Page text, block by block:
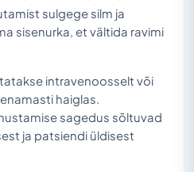
sulgege silm ja
sisenurka, et vältida ravimi
intravenoosselt või
haiglas.
sagedus sõltuvad
ja patsiendi üldisest